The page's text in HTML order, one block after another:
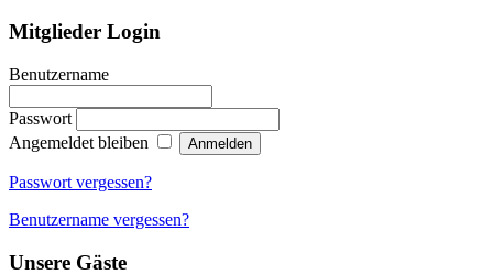
Mitglieder Login
Benutzername
Passwort
Angemeldet bleiben
Passwort vergessen?
Benutzername vergessen?
Unsere Gäste